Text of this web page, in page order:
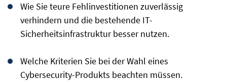
Wie Sie teure Fehlinvestitionen zuverlässig
verhindern und die bestehende IT-
Sicherheitsinfrastruktur besser nutzen.
Welche Kriterien Sie bei der Wahl eines
Cybersecurity-Produkts beachten müssen.